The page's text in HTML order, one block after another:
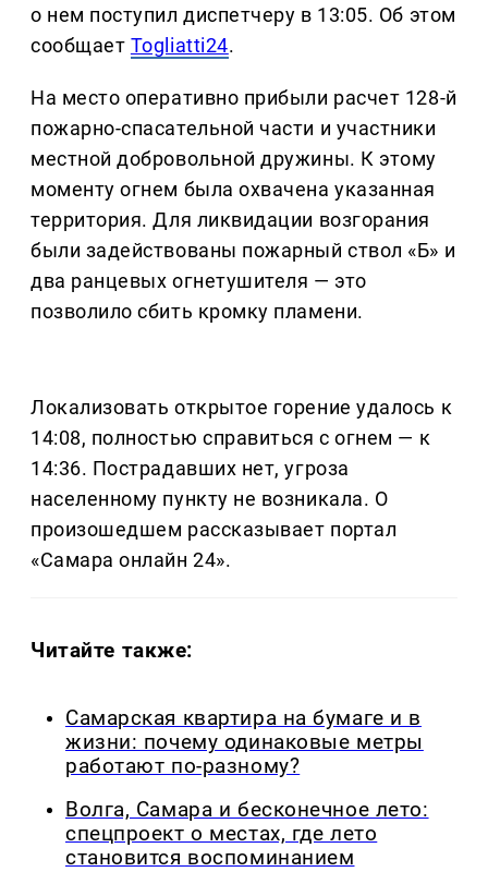
о нем поступил диспетчеру в 13:05. Об этом
сообщает Togliatti24.
На место оперативно прибыли расчет 128-й
пожарно-спасательной части и участники
местной добровольной дружины. К этому
моменту огнем была охвачена указанная
территория. Для ликвидации возгорания
были задействованы пожарный ствол «Б» и
два ранцевых огнетушителя — это
позволило сбить кромку пламени.
Локализовать открытое горение удалось к
14:08, полностью справиться с огнем — к
14:36. Пострадавших нет, угроза
населенному пункту не возникала. О
произошедшем рассказывает портал
«Самара онлайн 24».
Читайте также:
Самарская квартира на бумаге и в
жизни: почему одинаковые метры
работают по-разному?
Волга, Самара и бесконечное лето:
спецпроект о местах, где лето
становится воспоминанием